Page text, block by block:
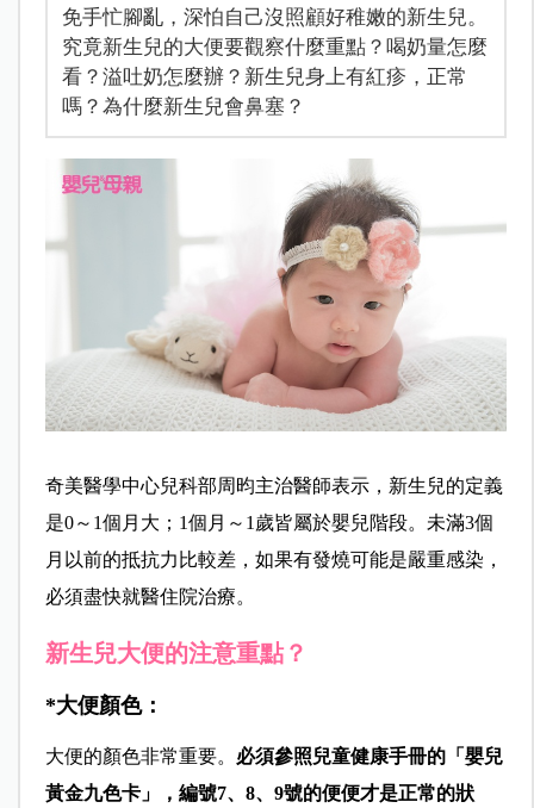
免手忙腳亂，深怕自己沒照顧好稚嫩的新生兒。
究竟新生兒的大便要觀察什麼重點？喝奶量怎麼
看？溢吐奶怎麼辦？新生兒身上有紅疹，正常
嗎？為什麼新生兒會鼻塞？
奇美醫學中心兒科部周昀主治醫師表示，新生兒的定義
是0～1個月大；1個月～1歲皆屬於嬰兒階段。未滿3個
月以前的抵抗力比較差，如果有發燒可能是嚴重感染，
必須盡快就醫住院治療。
新生兒大便的注意重點？
*大便顏色：
大便的顏色非常重要。 必須參照兒童健康手冊的「嬰兒
黃金九色卡」，編號7、8、9號的便便才是正常的狀